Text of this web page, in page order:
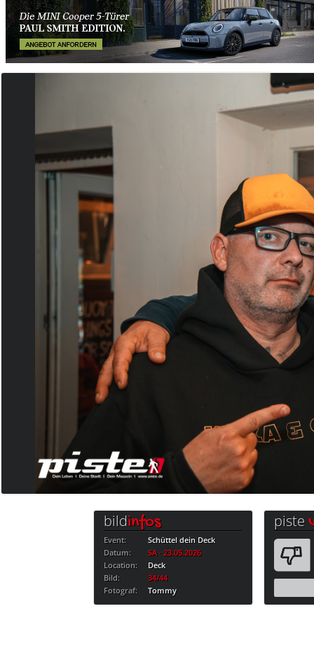
bildinfos
Event:
Schüttel dein Deck
Datum:
SA · 23.05.2026
Location:
Deck
Bild:
34/44
Fotograf:
Tommy
piste